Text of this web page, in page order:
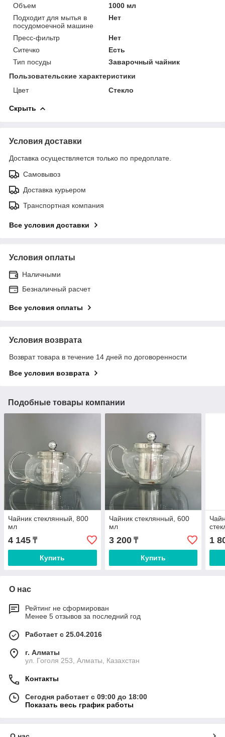
Объем
1000 мл
Подходит для мытья в
посудомоечной машине
Нет
Пресс-фильтр
Нет
Ситечко
Есть
Тип посуды
Заварочный чайник
Пользовательские характеристики
Цвет
Стекло
Скрыть
Условия доставки
Доставка осуществляется только по предоплате.
Самовывоз
Доставка курьером
Транспортная компания
Все условия доставки
Условия оплаты
Наличными
Безналичный расчет
Все условия оплаты
Условия возврата
Возврат товара в течение 14 дней по договоренности
Все условия возврата
Подобные товары компании
Чайник стеклянный, 800
мл
4 145 ₸
Купить
Чайник стеклянный, 600
мл
3 200₸
Купить
1
О нас
Рейтинг не сформирован
Менее 5 отзывов за последний год
Работает с 25.04.2016
г. Алматы
ул. Гоголя 253, Алматы, Казахстан
Контакты
Сегодня работает с 09:00 до 18:00
Показать весь график работы